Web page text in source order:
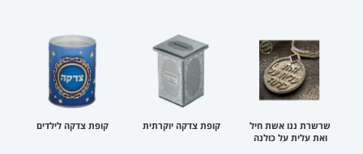
שרשרת ננו אשת חיל
ואת עלית על כולנה
קופת צדקה יוקרתית קופת צדקה לילדים